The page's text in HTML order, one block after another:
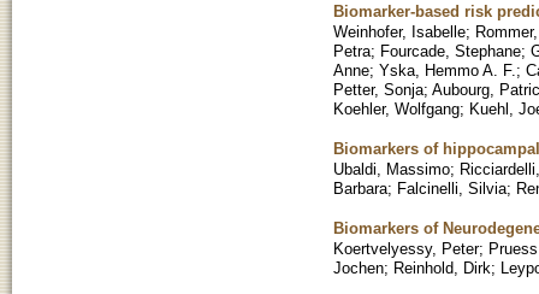
Biomarker-based risk
Weinhofer, Isabelle;
Petra; Fourcade, Stephane;
Anne; Yska, Hemmo A. F. ;
Petter, Sonja; Aubourg,
Koehler, Wolfgang; Kuehl,
Biomarkers of
Ubaldi, Massimo;
Barbara; Falcinelli, Silvia;
Biomarkers of
Koertvelyessy, Peter;
Jochen; Reinhold, Dirk;